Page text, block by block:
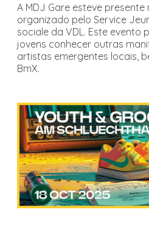
A MDJ Gare esteve presente
organizado pelo Service
sociale da VDL. Este evento
jovens conhecer outras
artistas emergentes locais,
BmX.